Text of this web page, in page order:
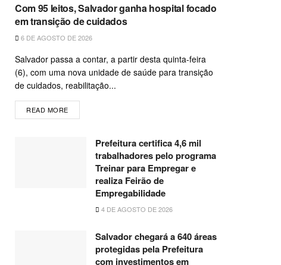
Com 95 leitos, Salvador ganha hospital focado
em transição de cuidados
6 DE AGOSTO DE 2026
Salvador passa a contar, a partir desta quinta-feira
(6), com uma nova unidade de saúde para transição
de cuidados, reabilitação...
READ MORE
Prefeitura certifica 4,6 mil
trabalhadores pelo programa
Treinar para Empregar e
realiza Feirão de
Empregabilidade
4 DE AGOSTO DE 2026
Salvador chegará a 640 áreas
protegidas pela Prefeitura
com investimentos em